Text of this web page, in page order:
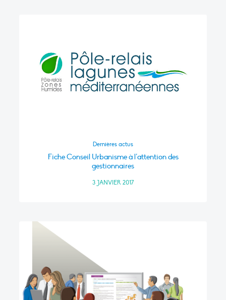
Dernières actus
Fiche Conseil Urbanisme à l’attention des
gestionnaires
3 JANVIER 2017